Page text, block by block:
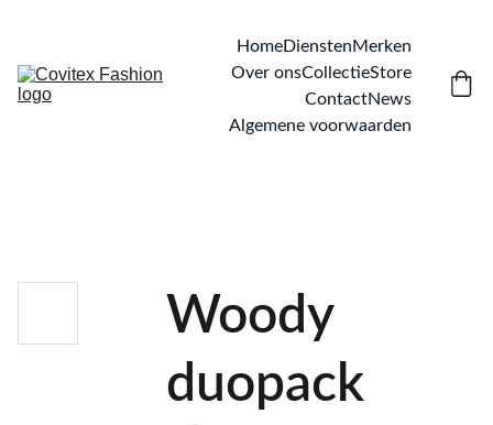
HomeDienstenMerken
Over onsCollectieStore
ContactNews
Algemene voorwaarden
Woody
duopack